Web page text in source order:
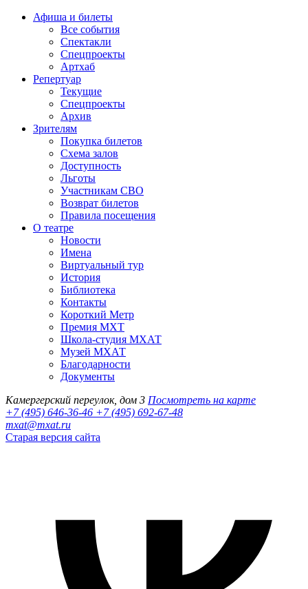
Афиша и билеты
Все события
Спектакли
Спецпроекты
Артхаб
Репертуар
Текущие
Спецпроекты
Архив
Зрителям
Покупка билетов
Схема залов
Доступность
Льготы
Участникам СВО
Возврат билетов
Правила посещения
О театре
Новости
Имена
Виртуальный тур
История
Библиотека
Контакты
Короткий Метр
Премия МХТ
Школа-студия МХАТ
Музей МХАТ
Благодарности
Документы
Камергерский переулок, дом 3 Посмотреть на карте
+7 (495) 646-36-46 +7 (495) 692-67-48‬
mxat@mxat.ru
Старая версия сайта